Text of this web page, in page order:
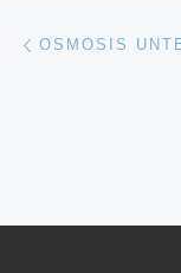
Post
OSMOSIS